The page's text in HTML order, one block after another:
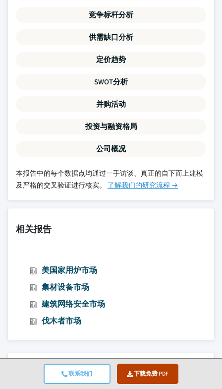
联系我们 下载免费 PDF
竞争标杆分析
供需缺口分析
定价趋势
SWOT分析
并购活动
投资与融资格局
公司概况
本报告中的每个数据点均通过一手访谈、真正的自下而上建模
及严格的交叉验证进行核实。 了解我们的研究流程 →
相关报告
美国家用炉市场
集材设备市场
建筑网络安全市场
伐木者市场
跳转到内容